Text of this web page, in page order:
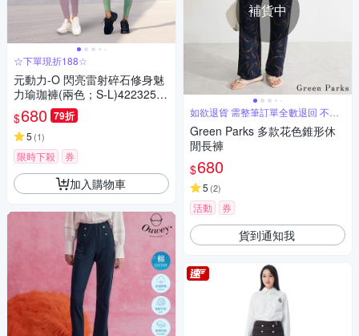
☆下單現折188☆
元動力-O 閃亮雷射碎石修身魅
力瑜珈褲(兩色；S-L)42232569
11
$680 79折
5 (1)
限時下殺 券
加入購物車
補貨中
如欲退貨 需整筆訂單全數退回 不能
單退
Green Parks 多款花色錐形休
閒長褲
$680
5 (2)
活動 券
貨到通知我